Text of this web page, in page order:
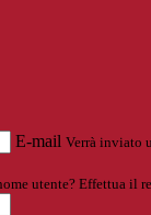
E-mail Verrà inviato
utente? Effettua il